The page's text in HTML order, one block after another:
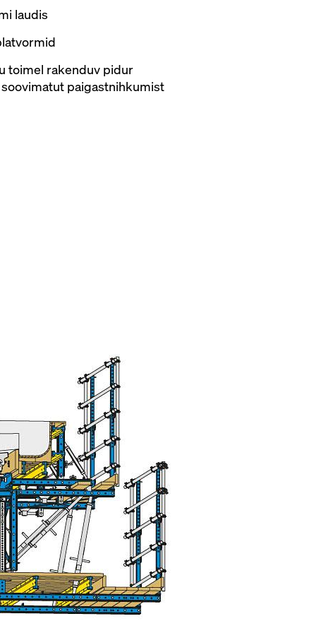
laudis
toimel rakenduv pidur
paigastnihkumist